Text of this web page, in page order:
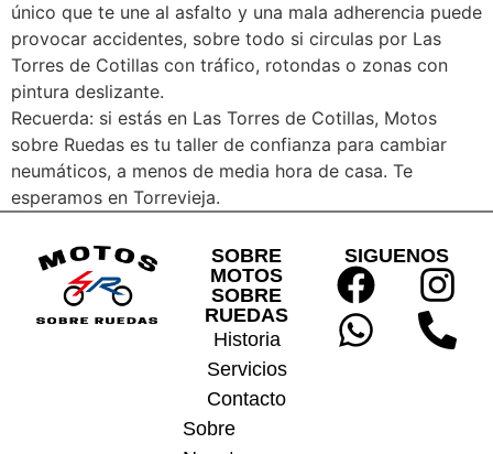
único que te une al asfalto y una mala adherencia puede
provocar accidentes, sobre todo si circulas por Las
Torres de Cotillas con tráfico, rotondas o zonas con
pintura deslizante.
Recuerda: si estás en Las Torres de Cotillas, Motos
sobre Ruedas es tu taller de confianza para cambiar
neumáticos, a menos de media hora de casa. Te
esperamos en Torrevieja.
SOBRE
MOTOS
SOBRE
RUEDAS
Historia
Servicios
Contacto
Sobre
SIGUENOS